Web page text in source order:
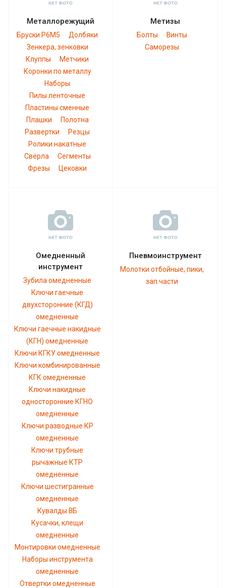
Металлорежущий
Бруски Р6М5
Долбяки
Зенкера, зенковки
Клуппы
Метчики
Коронки по металлу
Наборы
Пилы ленточные
Пластины сменные
Плашки
Полотна
Развертки
Резцы
Ролики накатные
Свёрла
Сегменты
Фрезы
Цековки
Метизы
Болты
Винты
Саморезы
Омедненный
инструмент
Зубила омедненные
Ключи гаечные
двухсторонние (КГД)
омедненные
Ключи гаечные накидные
(КГН) омедненные
Ключи КГКУ омедненные
Ключи комбинированные
КГК омедненные
Ключи накидные
односторонние КГНО
омедненные
Ключи разводные КР
омедненные
Ключи трубные
рычажные КТР
омедненные
Ключи шестигранные
омедненные
Кувалды ВБ
Кусачки, клещи
омедненные
Монтировки омедненные
Наборы инструмента
омедненные
Отвертки омедненные
Пневмоинструмент
Молотки отбойные, пики,
зап.части